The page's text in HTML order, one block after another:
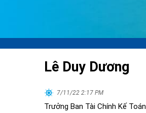
Lê Duy Dương
7/11/22 2:17 PM
Trưởng Ban Tài Chính Kế Toán